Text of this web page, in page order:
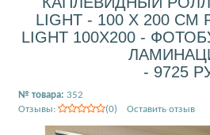
LIGHT - 100 X 200
LIGHT 100X200 -
- 9725
№ товара: 352
Отзывы:
(0) Оставить отзыв